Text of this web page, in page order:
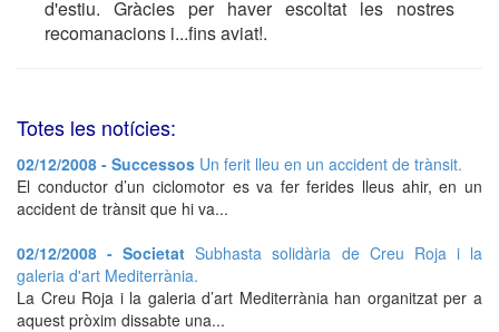
d'estiu. Gràcies per haver escoltat les nostres
recomanacions i...fins aviat!.
Totes les notícies:
02/12/2008 - Successos Un ferit lleu en un accident de trànsit.
El conductor d’un ciclomotor es va fer ferides lleus ahir, en un
accident de trànsit que hi va...
02/12/2008 - SocietatSubhasta solidària de Creu Roja i la
galeria d'art Mediterrània.
La Creu Roja i la galeria d’art Mediterrània han organitzat per a
aquest pròxim dissabte una...